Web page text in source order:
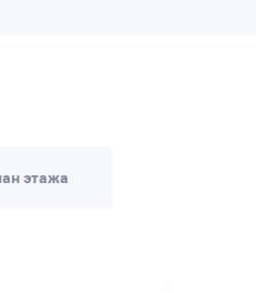
этажа